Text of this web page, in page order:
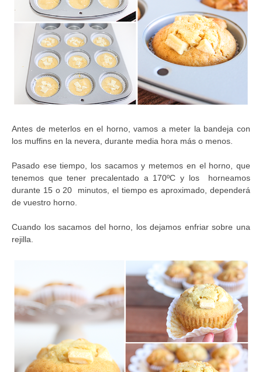
Antes de meterlos en el horno, vamos a meter la bandeja con
los muffins en la nevera, durante media hora más o menos.
Pasado ese tiempo, los sacamos y metemos en el horno, que
tenemos que tener precalentado a 170ºC y los horneamos
durante 15 o 20 minutos, el tiempo es aproximado, dependerá
de vuestro horno.
Cuando los sacamos del horno, los dejamos enfriar sobre una
rejilla.